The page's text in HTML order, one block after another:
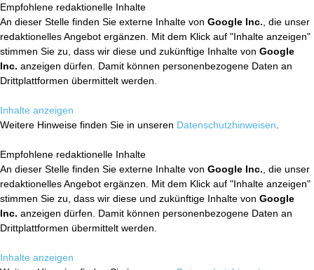
Empfohlene redaktionelle Inhalte
An dieser Stelle finden Sie externe Inhalte von Google Inc. , die unser
redaktionelles Angebot ergänzen. Mit dem Klick auf "Inhalte anzeigen"
stimmen Sie zu, dass wir diese und zukünftige Inhalte von Google
Inc. anzeigen dürfen. Damit können personenbezogene Daten an
Drittplattformen übermittelt werden.
Inhalte anzeigen
Weitere Hinweise finden Sie in unseren Datenschutzhinweisen
Empfohlene redaktionelle Inhalte
An dieser Stelle finden Sie externe Inhalte von Google Inc. , die unser
redaktionelles Angebot ergänzen. Mit dem Klick auf "Inhalte anzeigen"
stimmen Sie zu, dass wir diese und zukünftige Inhalte von Google
Inc. anzeigen dürfen. Damit können personenbezogene Daten an
Drittplattformen übermittelt werden.
Inhalte anzeigen